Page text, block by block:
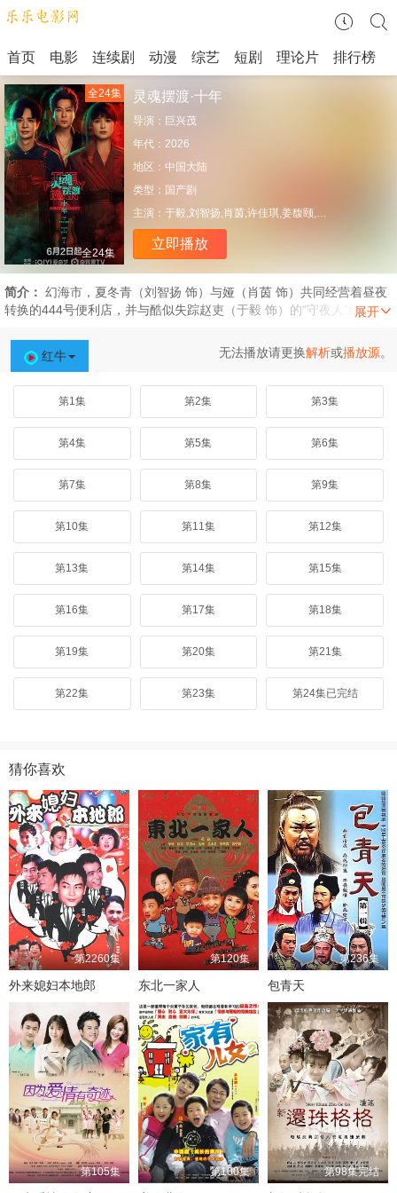
首页 电影 连续剧 动漫 综艺 短剧 理论片 排行榜
全24集
全24集 灵魂摆渡·十年
导演： 巨兴茂
年代： 2026
地区： 中国大陆
类型： 国产剧
主演： 于毅,刘智扬,肖茵,许佳琪,姜馥颐,顾振翔,马凡丁,边程,简宇熙,美懿,朱超艺,李羽桐,田广宇,杨子睿,郭信如,涂冰,闫可欣,明子煜,邹敦明,芮佩怡,戴向宇,王艺禅,韩潇珧,贝勒,杨志刚,孙雪宁,陈冠英,黑子,李洛伊
立即播放
简介：
转换的444号便利店，并与酷似失踪赵吏（于毅 饰）的“守夜人”结成新
然而，一场意外打破了平静……红月当空之际，众人诛灭其阴谋回归现
实。幻海市恢复宁静，444号便利店继续营业，但新的异闻已在青石板
红牛 无法播放请更换解析或播放源。
第1集 第2集 第3集
第4集 第5集 第6集
第7集 第8集 第9集
第10集 第11集 第12集
第13集 第14集 第15集
第16集 第17集 第18集
第19集 第20集 第21集
第22集 第23集 第24集已完结
猜你喜欢
第2260集
外来媳妇本地郎
第120集
东北一家人
第236集
包青天
第105集 第100集 第98集完结